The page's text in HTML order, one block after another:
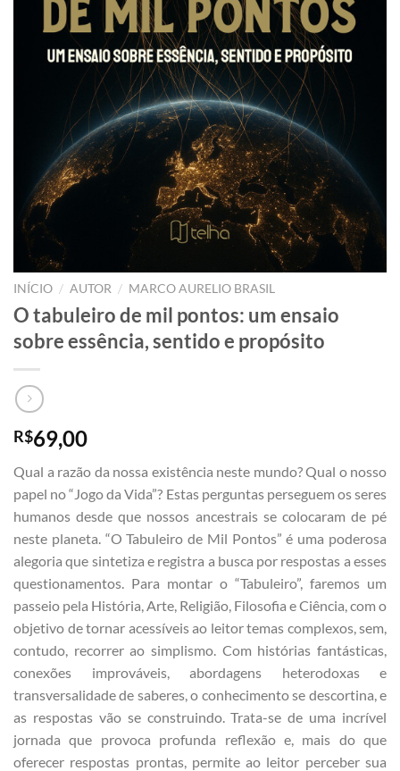
INÍCIO / AUTOR / MARCO AURELIO BRASIL
O tabuleiro de mil pontos: um ensaio
sobre essência, sentido e propósito
R$69,00
Qual a razão da nossa existência neste mundo? Qual o nosso
papel no “Jogo da Vida”? Estas perguntas perseguem os seres
humanos desde que nossos ancestrais se colocaram de pé
neste planeta. “O Tabuleiro de Mil Pontos” é uma poderosa
alegoria que sintetiza e registra a busca por respostas a esses
questionamentos. Para montar o “Tabuleiro”, faremos um
passeio pela História, Arte, Religião, Filosofia e Ciência, com o
objetivo de tornar acessíveis ao leitor temas complexos, sem,
contudo, recorrer ao simplismo. Com histórias fantásticas,
conexões improváveis, abordagens heterodoxas e
transversalidade de saberes, o conhecimento se descortina, e
as respostas vão se construindo. Trata-se de uma incrível
jornada que provoca profunda reflexão e, mais do que
oferecer respostas prontas, permite ao leitor perceber sua